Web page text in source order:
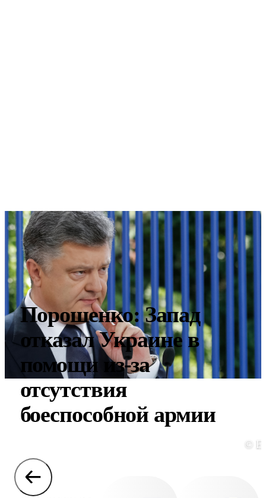
Порошенко: Запад
отказал Украине в
помощи из-за
отсутствия
боеспособной армии
©